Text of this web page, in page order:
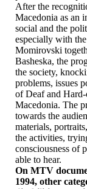
After the
Macedonia as an
social and the
especially with
Momirovski
Basheska, the
the society,
problems, issues
of Deaf and
Macedonia. The
towards the
materials,
the activities,
consciousness of
able to hear.
On MTV
1994, other